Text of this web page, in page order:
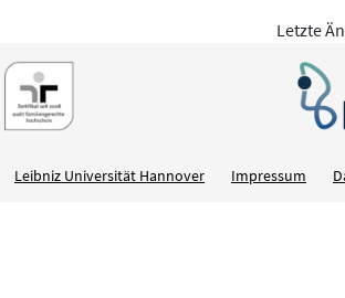
Letzte
Leibniz Universität Hannover Impressum